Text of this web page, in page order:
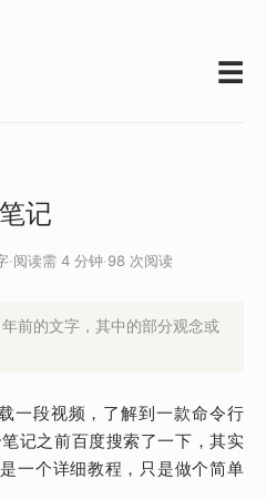
☰
记
·阅读需 4 分钟·98 次阅读
前的文字，其中的部分观念或
一段视频，了解到一款命令行
记之前百度搜索了一下，其实
一个详细教程，只是做个简单